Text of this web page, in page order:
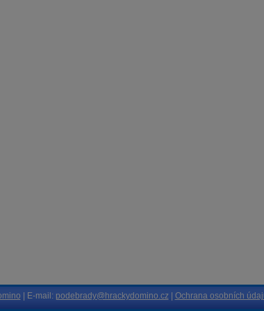
| E-mail: podebrady@hrackydomino.cz| Ochrana osobních